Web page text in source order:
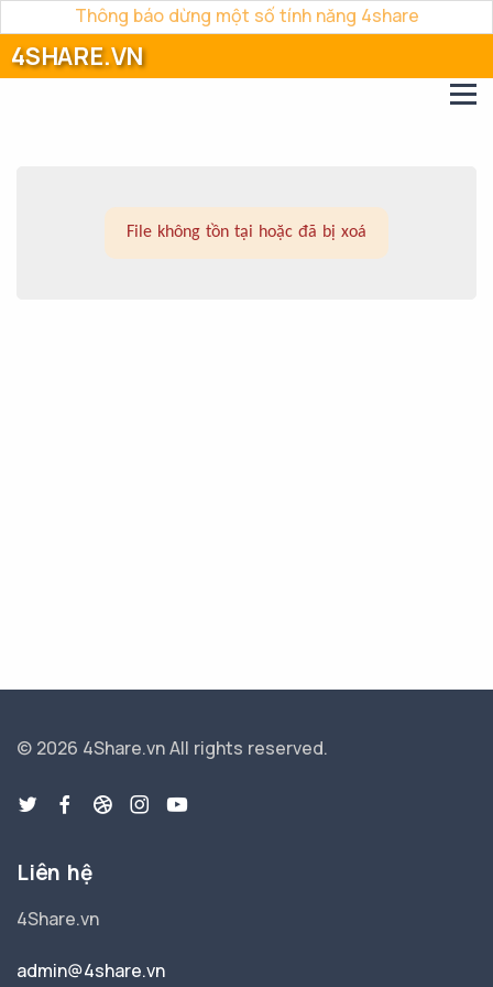
Thông báo dừng một số tính năng 4share
4SHARE.VN
File không tồn tại hoặc đã bị xoá
© 2026 4Share.vnAll rights reserved.
Liên hệ
4Share.vn
admin@4share.vn